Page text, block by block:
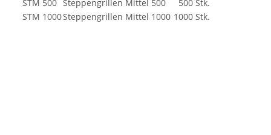
STM 500 Steppengrillen Mittel 500
500 Stk.
STM 1000Steppengrillen Mittel 1000 1000 Stk.